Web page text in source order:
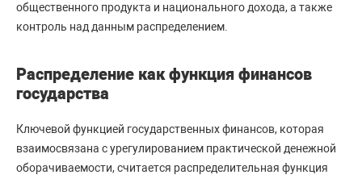
общественного продукта и национального дохода, а также
контроль над данным распределением.
Распределение как функция финансов
государства
Ключевой функцией государственных финансов, которая
взаимосвязана с урегулированием практической денежной
оборачиваемости, считается распределительная функция